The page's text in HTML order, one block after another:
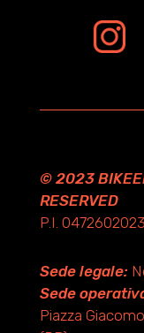
© 2023
RESERVED
P.I.
Sede legale:
Sede
Piazza